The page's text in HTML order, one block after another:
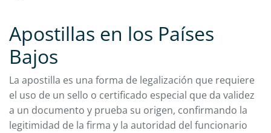
Apostillas en los Países
Bajos
La apostilla es una forma de legalización que requiere
el uso de un sello o certificado especial que da validez
a un documento y prueba su origen, confirmando la
legitimidad de la firma y la autoridad del funcionario